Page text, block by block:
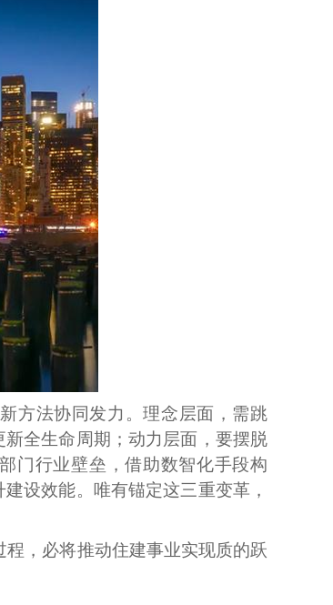
方法协同发力。理念层面，需跳
全生命周期；动力层面，要摆脱
门行业壁垒，借助数智化手段构
设效能。唯有锚定这三重变革，
程，必将推动住建事业实现质的跃